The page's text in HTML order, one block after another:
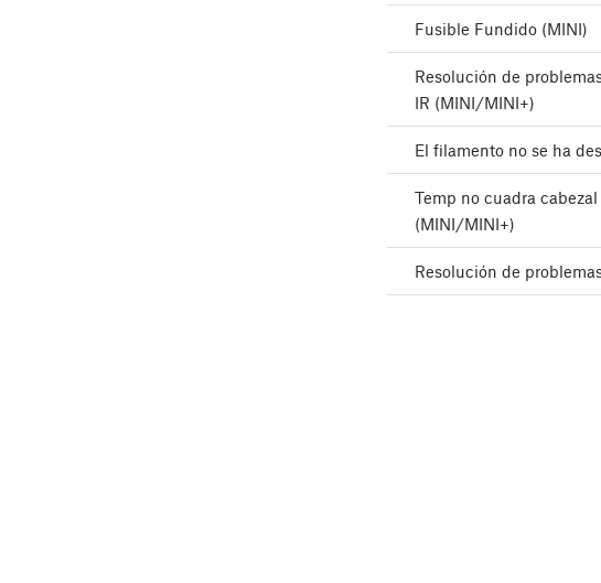
Fusible Fundido (MINI)
Resolución de
IR (MINI/MINI+)
El filamento no se ha
Temp no cuadra
(MINI/MINI+)
Resolución de